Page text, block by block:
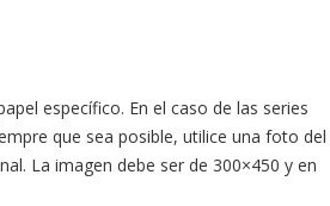
específico. En el caso de las series
que sea posible, utilice una foto del
La imagen debe ser de 300×450 y en